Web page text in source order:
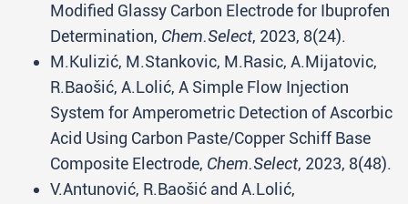
Modified Glassy Carbon Electrode for Ibuprofen
Determination, Chem.Select, 2023, 8(24).
M.Kulizić, M.Stankovic, M.Rasic, A.Mijatovic,
R.Baošić, A.Lolić, A Simple Flow Injection
System for Amperometric Detection of Ascorbic
Acid Using Carbon Paste/Copper Schiff Base
Composite Electrode, Chem.Select, 2023, 8(48).
V.Antunović, R.Baošić and A.Lolić,